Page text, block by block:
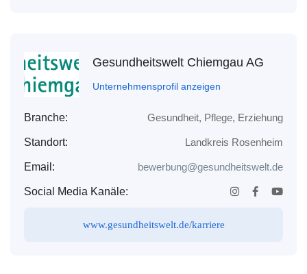
Gesundheitswelt Chiemgau AG
Unternehmensprofil anzeigen
Branche: Gesundheit, Pflege, Erziehung
Standort: Landkreis Rosenheim
Email: bewerbung@gesundheitswelt.de
Social Media Kanäle:
www.gesundheitswelt.de/karriere